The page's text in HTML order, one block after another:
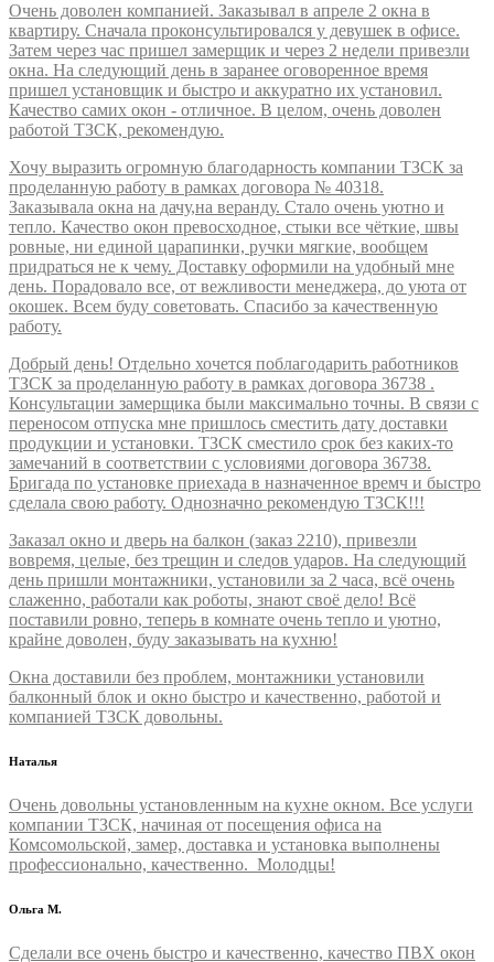
Очень доволен компанией. Заказывал в апреле 2 окна в
квартиру. Сначала проконсультировался у девушек в офисе.
Затем через час пришел замерщик и через 2 недели привезли
окна. На следующий день в заранее оговоренное время
пришел установщик и быстро и аккуратно их установил.
Качество самих окон - отличное. В целом, очень доволен
работой ТЗСК, рекомендую.
Хочу выразить огромную благодарность компании ТЗСК за
проделанную работу в рамках договора № 40318.
Заказывала окна на дачу,на веранду. Стало очень уютно и
тепло. Качество окон превосходное, стыки все чёткие, швы
ровные, ни единой царапинки, ручки мягкие, вообщем
придраться не к чему. Доставку оформили на удобный мне
день. Порадовало все, от вежливости менеджера, до уюта от
окошек. Всем буду советовать. Спасибо за качественную
работу.
Добрый день! Отдельно хочется поблагодарить работников
ТЗСК за проделанную работу в рамках договора 36738 .
Консультации замерщика были максимально точны. В связи с
переносом отпуска мне пришлось сместить дату доставки
продукции и установки. ТЗСК сместило срок без каких-то
замечаний в соответствии с условиями договора 36738.
Бригада по установке приехада в назначенное времч и быстро
сделала свою работу. Однозначно рекомендую ТЗСК!!!
Заказал окно и дверь на балкон (заказ 2210), привезли
вовремя, целые, без трещин и следов ударов. На следующий
день пришли монтажники, установили за 2 часа, всё очень
слаженно, работали как роботы, знают своё дело! Всё
поставили ровно, теперь в комнате очень тепло и уютно,
крайне доволен, буду заказывать на кухню!
Окна доставили без проблем, монтажники установили
балконный блок и окно быстро и качественно, работой и
компанией ТЗСК довольны.
Наталья
Очень довольны установленным на кухне окном. Все услуги
компании ТЗСК, начиная от посещения офиса на
Комсомольской, замер, доставка и установка выполнены
профессионально, качественно. Молодцы!
Ольга М.
Сделали все очень быстро и качественно, качество ПВХ окон